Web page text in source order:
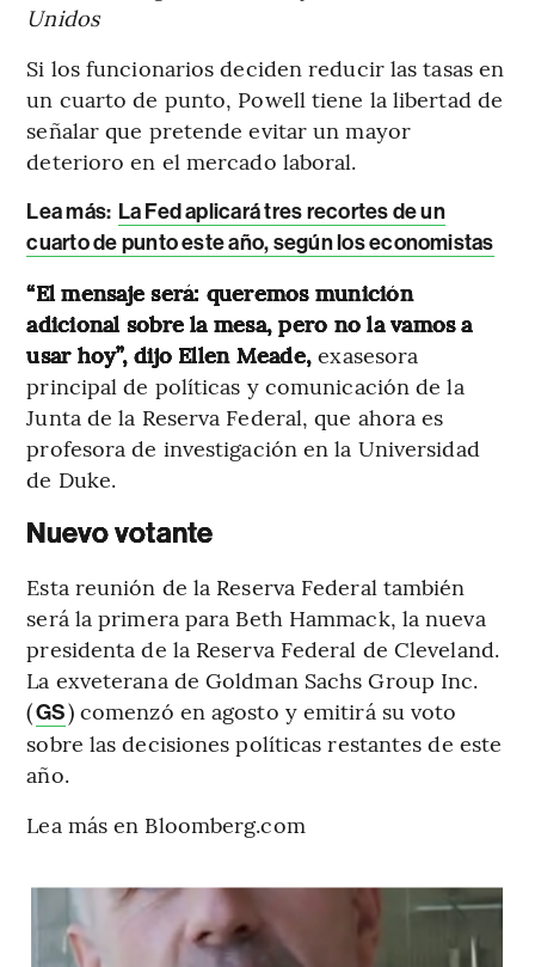
Unidos
Si los funcionarios deciden reducir las tasas en
un cuarto de punto, Powell tiene la libertad de
señalar que pretende evitar un mayor
deterioro en el mercado laboral.
Lea más: La Fed aplicará tres recortes de un
cuarto de punto este año, según los economistas
“El mensaje será: queremos munición
adicional sobre la mesa, pero no la vamos a
usar hoy”, dijo Ellen Meade,exasesora
principal de políticas y comunicación de la
Junta de la Reserva Federal, que ahora es
profesora de investigación en la Universidad
de Duke.
Nuevo votante
Esta reunión de la Reserva Federal también
será la primera para Beth Hammack, la nueva
presidenta de la Reserva Federal de Cleveland.
La exveterana de Goldman Sachs Group Inc.
(GS) comenzó en agosto y emitirá su voto
sobre las decisiones políticas restantes de este
año.
Lea más en Bloomberg.com